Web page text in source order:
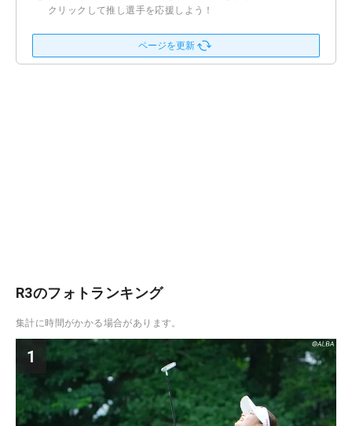
クリックして推し選手を応援しよう！
ページを更新
R3のフォトランキング
集計に時間がかかる場合があります。
1